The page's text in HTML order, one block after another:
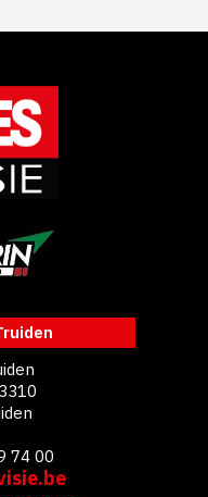
74 00